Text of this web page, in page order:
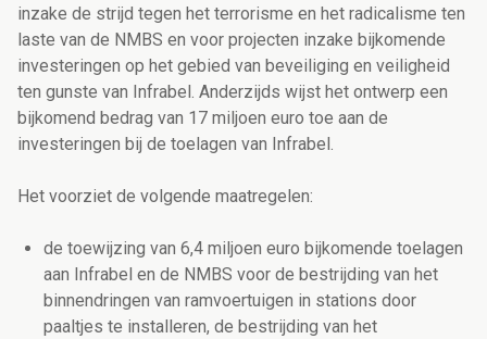
inzake de strijd tegen het terrorisme en het radicalisme ten
laste van de NMBS en voor projecten inzake bijkomende
investeringen op het gebied van beveiliging en veiligheid
ten gunste van Infrabel. Anderzijds wijst het ontwerp een
bijkomend bedrag van 17 miljoen euro toe aan de
investeringen bij de toelagen van Infrabel.
Het voorziet de volgende maatregelen:
de toewijzing van 6,4 miljoen euro bijkomende toelagen
aan Infrabel en de NMBS voor de bestrijding van het
binnendringen van ramvoertuigen in stations door
paaltjes te installeren, de bestrijding van het